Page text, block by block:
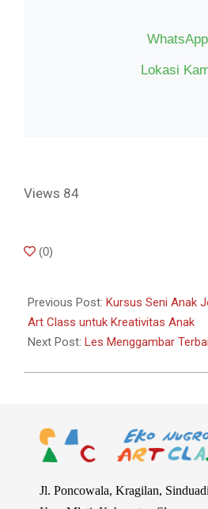
WhatsApp
Lokasi
Views 84
2024-
(0)
Previous Post: Kursus Seni Anak
Art Class untuk Kreativitas Anak
Next Post: Les Menggambar
Jl. Poncowala, Kragilan, Sinduadi